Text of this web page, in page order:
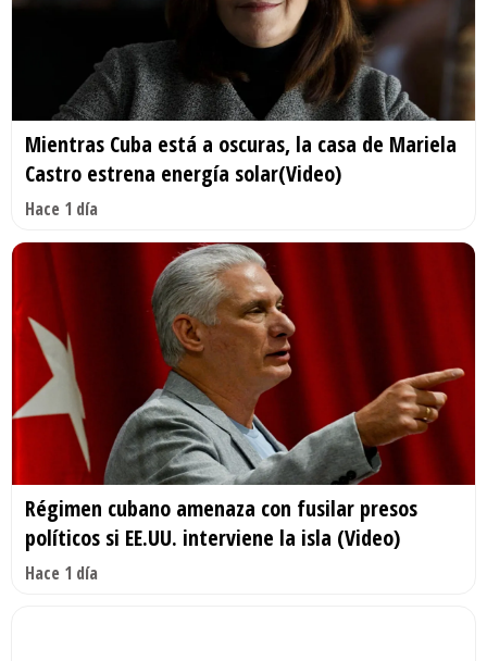
Mientras Cuba está a oscuras, la casa de Mariela
Castro estrena energía solar(Video)
Hace 1 día
Régimen cubano amenaza con fusilar presos
políticos si EE.UU. interviene la isla (Video)
Hace 1 día